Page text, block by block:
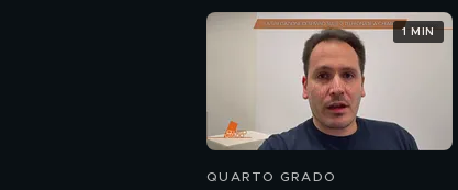
QUARTO GRADO
1 MIN